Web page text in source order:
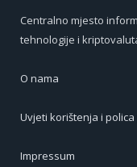
Centralno mjesto
tehnologije i
O nama
Uvjeti korištenja i
Impressum